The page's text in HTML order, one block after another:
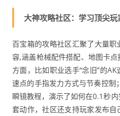
大神攻略社区：学习顶尖
百宝箱的攻略社区汇聚了大量
容,涵盖枪械配件搭配、地图卡
方面，比如职业选手“念旧”的
速点的手指发力方式与节奏控制
瞬镜教程，演示了如何在0.1秒
套动作，社区还支持玩家发布